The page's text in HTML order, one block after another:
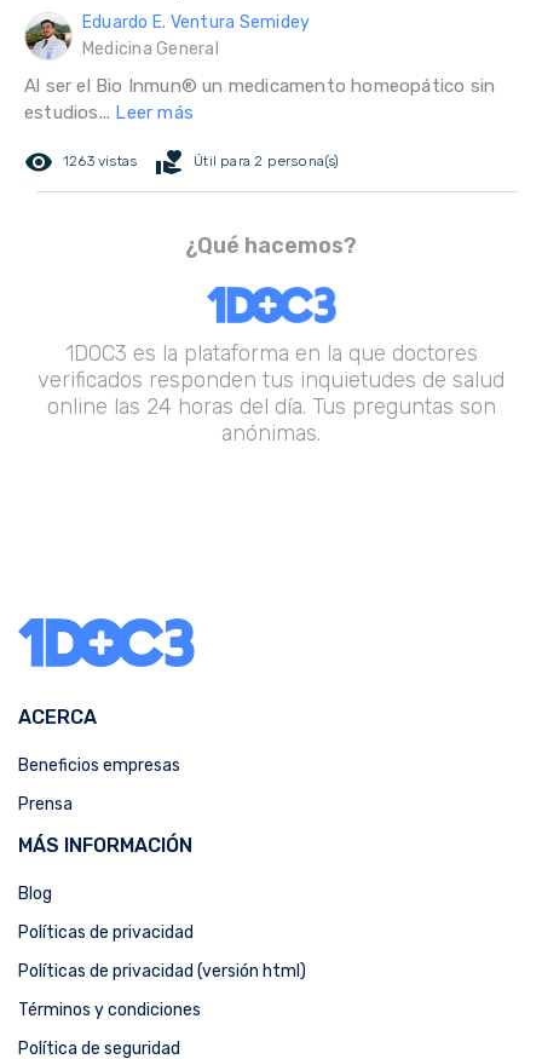
Eduardo E. Ventura Semidey
Medicina General
Al ser el Bio Inmun® un medicamento homeopático sin
estudios... Leer más
remove_red_eye 1263 vistas volunteer_activism Útil para 2 persona(s)
¿Qué hacemos?
1DOC3 es la plataforma en la que doctores
verificados responden tus inquietudes de salud
online las 24 horas del día. Tus preguntas son
anónimas.
ACERCA
Beneficios empresas
Prensa
MÁS INFORMACIÓN
Blog
Políticas de privacidad
Políticas de privacidad (versión html)
Términos y condiciones
Política de seguridad